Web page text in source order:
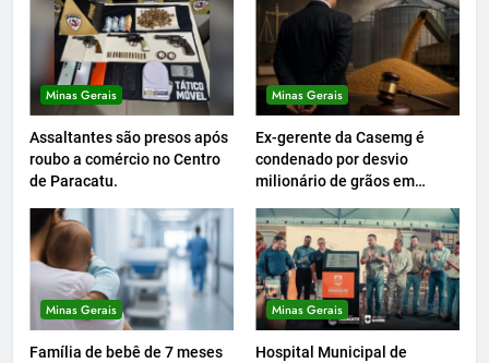
Minas Gerais
Assaltantes são presos após
roubo a comércio no Centro
de Paracatu.
Minas Gerais
Ex-gerente da Casemg é
condenado por desvio
milionário de grãos em
Minas Gerais
Família de bebê de 7 meses
Minas Gerais
Hospital Municipal de